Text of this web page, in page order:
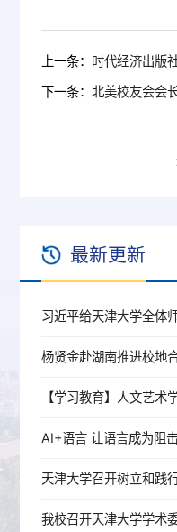
上一条： 时代经济出版
下一条：北美校友会会
最新更新
杨贤金赴湖南推进校地
AI+语言 让语言成为阻
我校召开天津大学学术